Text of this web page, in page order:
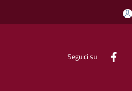
Seguici su